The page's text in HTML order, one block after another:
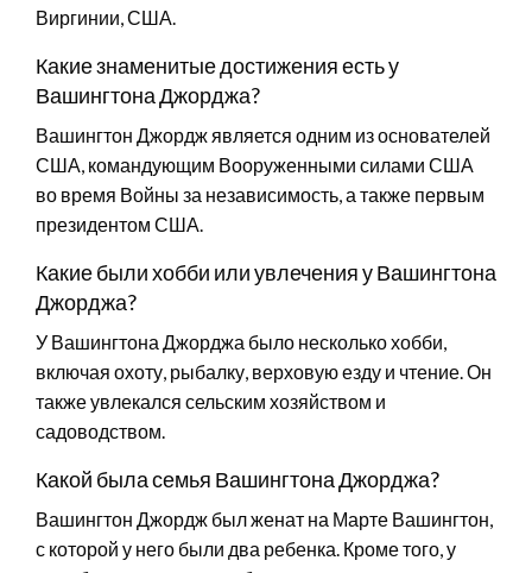
Виргинии, США.
Какие знаменитые достижения есть у
Вашингтона Джорджа?
Вашингтон Джордж является одним из основателей
США, командующим Вооруженными силами США
во время Войны за независимость, а также первым
президентом США.
Какие были хобби или увлечения у Вашингтона
Джорджа?
У Вашингтона Джорджа было несколько хобби,
включая охоту, рыбалку, верховую езду и чтение. Он
также увлекался сельским хозяйством и
садоводством.
Какой была семья Вашингтона Джорджа?
Вашингтон Джордж был женат на Марте Вашингтон,
с которой у него были два ребенка. Кроме того, у